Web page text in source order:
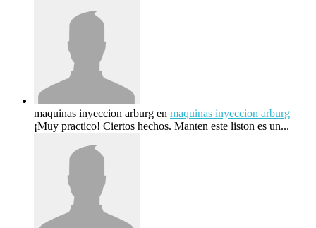
maquinas inyeccion arburg en maquinas inyeccion arburg
¡Muy practico! Ciertos hechos. Manten este liston es un...